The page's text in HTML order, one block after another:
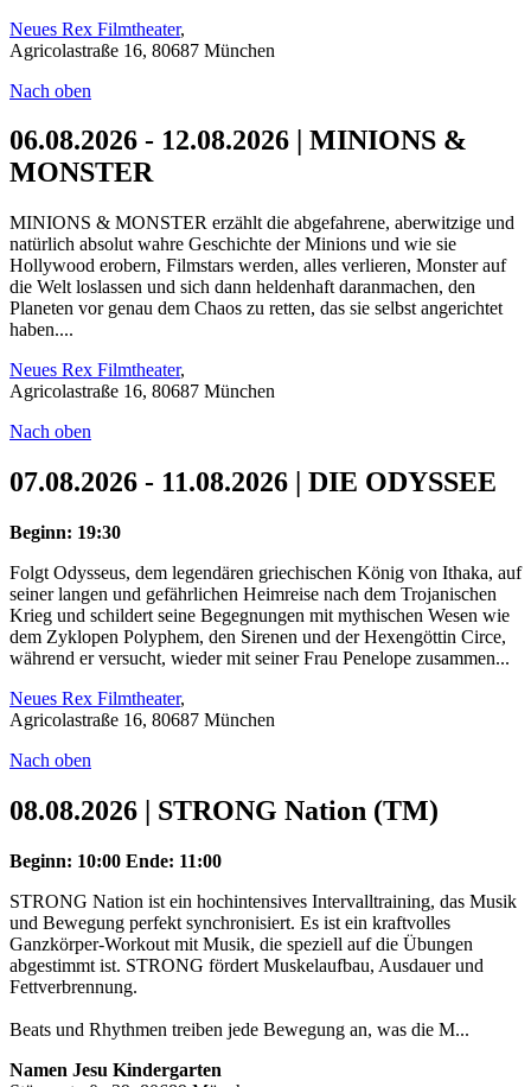
Neues Rex Filmtheater,
Agricolastraße 16, 80687 München
Nach oben
06.08.2026 - 12.08.2026 | MINIONS &
MONSTER
MINIONS & MONSTER erzählt die abgefahrene, aberwitzige und
natürlich absolut wahre Geschichte der Minions und wie sie
Hollywood erobern, Filmstars werden, alles verlieren, Monster auf
die Welt loslassen und sich dann heldenhaft daranmachen, den
Planeten vor genau dem Chaos zu retten, das sie selbst angerichtet
haben....
Neues Rex Filmtheater,
Agricolastraße 16, 80687 München
Nach oben
07.08.2026 - 11.08.2026 | DIE ODYSSEE
Beginn: 19:30
Folgt Odysseus, dem legendären griechischen König von Ithaka, auf
seiner langen und gefährlichen Heimreise nach dem Trojanischen
Krieg und schildert seine Begegnungen mit mythischen Wesen wie
dem Zyklopen Polyphem, den Sirenen und der Hexengöttin Circe,
während er versucht, wieder mit seiner Frau Penelope zusammen...
Neues Rex Filmtheater,
Agricolastraße 16, 80687 München
Nach oben
08.08.2026 | STRONG Nation (TM)
Beginn: 10:00 Ende: 11:00
STRONG Nation ist ein hochintensives Intervalltraining, das Musik
und Bewegung perfekt synchronisiert. Es ist ein kraftvolles
Ganzkörper-Workout mit Musik, die speziell auf die Übungen
abgestimmt ist. STRONG fördert Muskelaufbau, Ausdauer und
Fettverbrennung.
Beats und Rhythmen treiben jede Bewegung an, was die M...
Namen Jesu Kindergarten